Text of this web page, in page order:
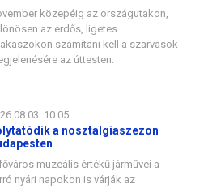
közepéig az országutakon,
az erdős, ligetes
számítani kell a szarvasok
az úttesten.
10:05
a nosztalgiaszezon
muzeális értékű járművei a
nyári napokon is várják az